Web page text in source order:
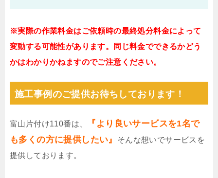
※実際の作業料金はご依頼時の最終処分料金によって
変動する可能性があります。同じ料金でできるかどう
かはわかりかねますのでご注意ください。
施工事例のご提供お待ちしております！
富山片付け110番は、
『より良いサービスを1名で
も多くの方に提供したい』
そんな想いでサービスを
提供しております。